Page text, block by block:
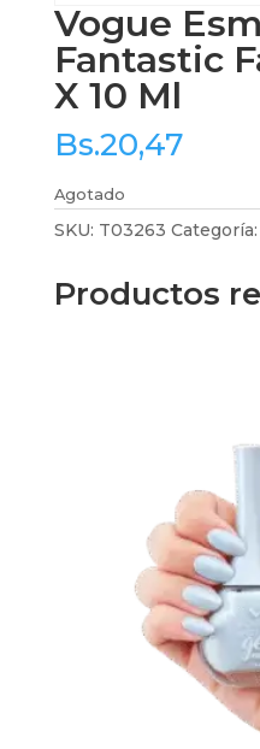
Vogue
Fantastic
X 10 Ml
Bs.20,47
Agotado
SKU: T03263 Categoría:
Productos